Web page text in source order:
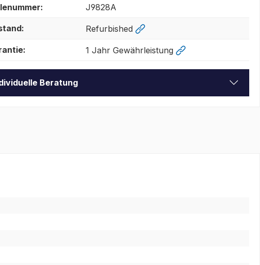
J9828A
Refurbished
1 Jahr Gewährleistung
Beratung